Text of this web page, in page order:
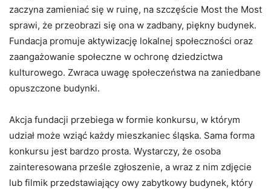
zaczyna zamieniać się w ruinę, na szczęście Most the Most
sprawi, że przeobrazi się ona w zadbany, piękny budynek.
Fundacja promuje aktywizację lokalnej społeczności oraz
zaangażowanie społeczne w ochronę dziedzictwa
kulturowego. Zwraca uwagę społeczeństwa na zaniedbane
opuszczone budynki.
Akcja fundacji przebiega w formie konkursu, w którym
udział może wziąć każdy mieszkaniec śląska. Sama forma
konkursu jest bardzo prosta. Wystarczy, że osoba
zainteresowana prześle zgłoszenie, a wraz z nim zdjęcie
lub filmik przedstawiający owy zabytkowy budynek, który